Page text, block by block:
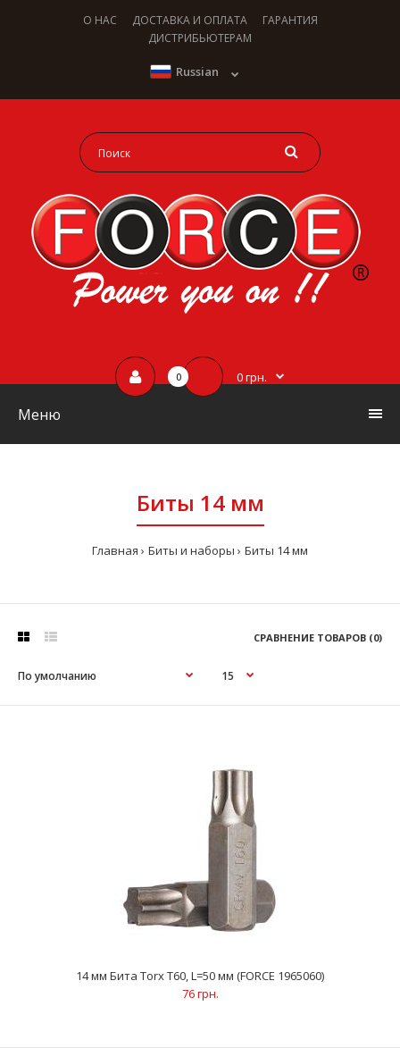
О НАС ДОСТАВКА И ОПЛАТА
ГАРАНТИЯ
ДИСТРИБЬЮТЕРАМ
Russian
0 0 грн.
Меню
Биты 14 мм
Главная Биты и наборы Биты 14 мм
СРАВНЕНИЕ ТОВАРОВ (0)
76 грн.
14 мм Бита Torx Т60, L=50 мм (FORCE 1965060)
76 грн.